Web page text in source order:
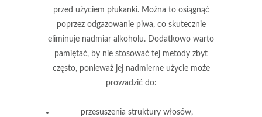
przed użyciem płukanki. Można to osiągnąć
poprzez odgazowanie piwa, co skutecznie
eliminuje nadmiar alkoholu. Dodatkowo warto
pamiętać, by nie stosować tej metody zbyt
często, ponieważ jej nadmierne użycie może
prowadzić do:
przesuszenia struktury włosów,